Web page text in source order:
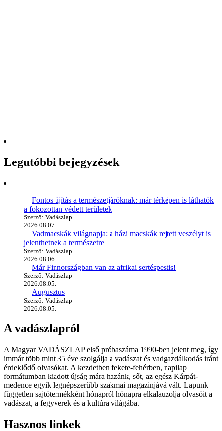
Legutóbbi bejegyzések
Fontos újítás a természetjáróknak: már térképen is láthatók
a fokozottan védett területek
Szerző: Vadászlap
2026.08.07.
Vadmacskák világnapja: a házi macskák rejtett veszélyt is
jelenthetnek a természetre
Szerző: Vadászlap
2026.08.06.
Már Finnországban van az afrikai sertéspestis!
Szerző: Vadászlap
2026.08.05.
Augusztus
Szerző: Vadászlap
2026.08.05.
A vadászlapról
A Magyar VADÁSZLAP első próbaszáma 1990-ben jelent meg, így
immár több mint 35 éve szolgálja a vadászat és vadgazdálkodás iránt
érdeklődő olvasókat. A kezdetben fekete-fehérben, napilap
formátumban kiadott újság mára hazánk, sőt, az egész Kárpát-
medence egyik legnépszerűbb szakmai magazinjává vált. Lapunk
független sajtótermékként hónapról hónapra elkalauzolja olvasóit a
vadászat, a fegyverek és a kultúra világába.
Hasznos linkek